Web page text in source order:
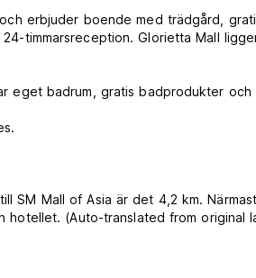
erbjuder boende med trädgård,
timmarsreception. Glorietta Mall
eget badrum, gratis badprodukter och
SM Mall of Asia är det 4,2 km.
hotellet. (Auto-translated from original